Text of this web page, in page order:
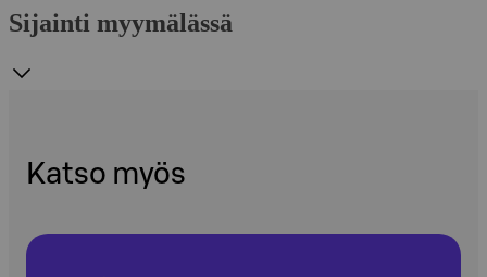
Sijainti myymälässä
Katso myös